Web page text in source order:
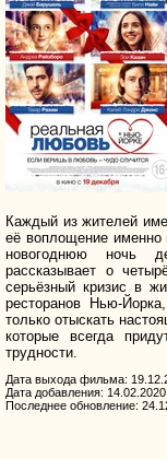
Каждый из жителей
её воплощение именно
новогоднюю ночь
рассказывает о
серьёзный кризис в
ресторанов Нью-
только отыскать
которые всегда
трудности.
Дата выхода фильма:
Дата добавления: 14.02.2020
Последнее обновление: